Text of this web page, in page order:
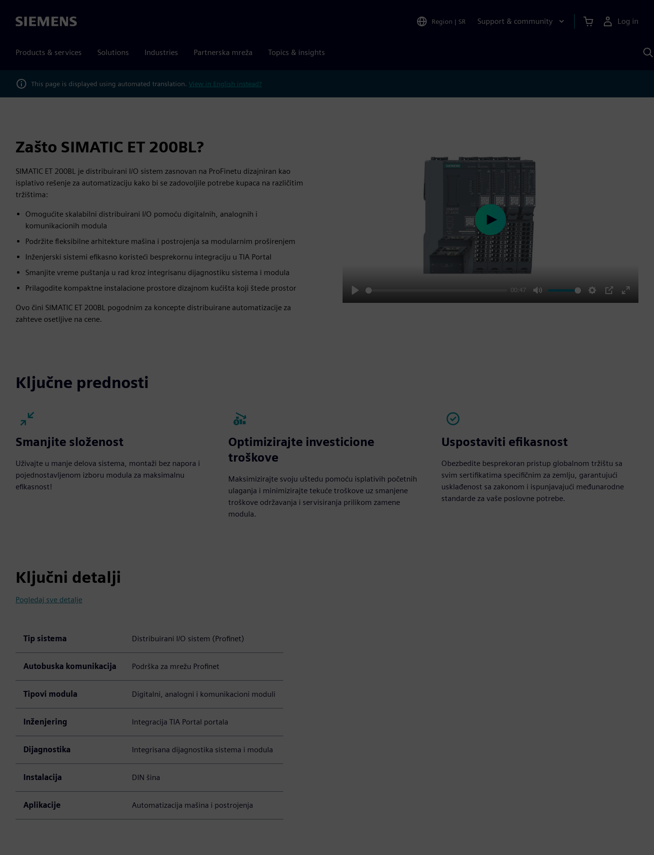
Siemens Region | SR Support & community Log in
Products & services Solutions Industries Partnerska mreža Topics & insights
This page is displayed using automated translation. View in English instead?
Zašto SIMATIC ET 200BL?
SIMATIC ET 200BL je distribuirani I/O sistem zasnovan na ProFinetu dizajniran kao
isplativo rešenje za automatizaciju kako bi se zadovoljile potrebe kupaca na različitim
tržištima:
Omogućite skalabilni distribuirani I/O pomoću digitalnih, analognih i
komunikacionih modula
Podržite fleksibilne arhitekture mašina i postrojenja sa modularnim proširenjem
Inženjerski sistemi efikasno koristeći besprekornu integraciju u TIA Portal
Smanjite vreme puštanja u rad kroz integrisanu dijagnostiku sistema i modula
Prilagodite kompaktne instalacione prostore dizajnom kućišta koji štede prostor
Ovo čini SIMATIC ET 200BL pogodnim za koncepte distribuirane automatizacije za
zahteve osetljive na cene.
Play
00:47
Mute Settings
PIP
Enter
Play
Ključne prednosti
Smanjite složenost
Uživajte u manje delova sistema, montaži bez napora i
pojednostavljenom izboru modula za maksimalnu
efikasnost!
Optimizirajte investicione
troškove
Maksimizirajte svoju uštedu pomoću isplativih početnih
ulaganja i minimizirajte tekuće troškove uz smanjene
troškove održavanja i servisiranja prilikom zamene
modula.
Uspostaviti efikasnost
Obezbedite besprekoran pristup globalnom tržištu sa
svim sertifikatima specifičnim za zemlju, garantujući
usklađenost sa zakonom i ispunjavajući međunarodne
standarde za vaše poslovne potrebe.
Ključni detalji
Pogledaj sve detalje
Tip sistema Distribuirani I/O sistem (Profinet)
Autobuska komunikacija Podrška za mrežu Profinet
Tipovi modula Digitalni, analogni i komunikacioni moduli
Inženjering Integracija TIA Portal portala
Dijagnostika Integrisana dijagnostika sistema i modula
Instalacija DIN šina
Aplikacije Automatizacija mašina i postrojenja